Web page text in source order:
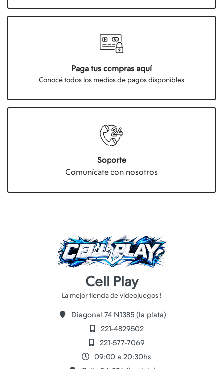
Paga tus compras aquí
Conocé todos los medios de pagos disponibles
Soporte
Comunícate con nosotros
Cell Play
Diagonal 74 N1385 (la plata)
221-4829502
221-577-7069
09:00 a 20:30hs